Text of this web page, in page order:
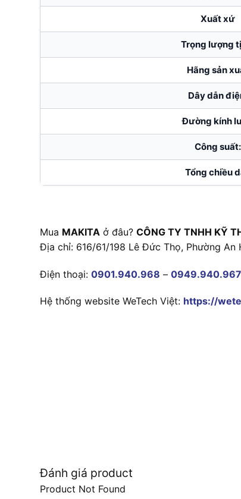
Xuất xứ
Trọng lượng
Hãng sản
Dây dẫn
Đường kính
Công suất:
Tổng chiều
Mua MAKITA ở đâu? CÔNG TY TNHH KỸ
Địa chỉ: 616/61/198 Lê Đức Thọ, Phường
Điện thoại: 0901.940.968 – 0949.940.967
Hệ thống website WeTech Việt: https://
Đánh giá product
Product Not Found